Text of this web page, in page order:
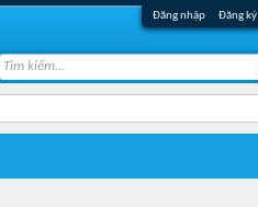
Đăng nhập Đăng ký